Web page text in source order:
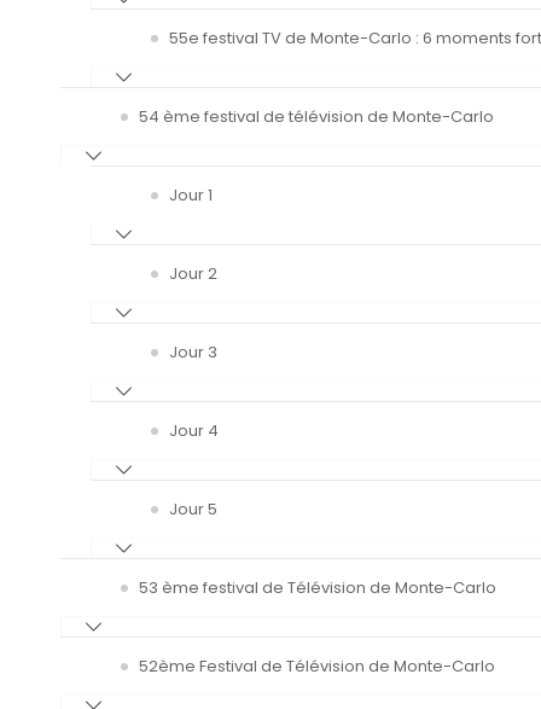
55e festival TV de Monte-Carlo : 6 moments
54 ème festival de télévision de Monte-Carlo
Jour 1
Jour 2
Jour 3
Jour 4
Jour 5
53 ème festival de Télévision de Monte-Carlo
52ème Festival de Télévision de Monte-Carlo